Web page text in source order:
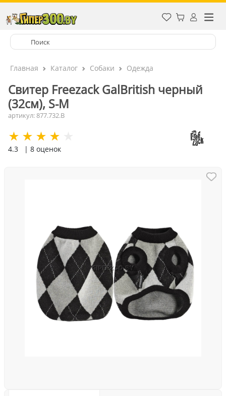
Главная Каталог Собаки Одежда
Свитер Freezack GalBritish черный
(32см), S-M
артикул: 877.732.B
4.3 | 8 оценок